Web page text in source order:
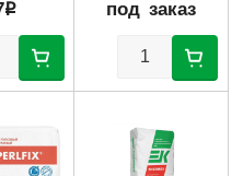
p под заказ